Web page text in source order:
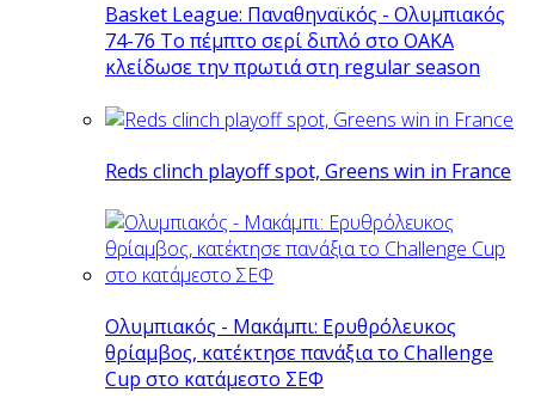
Basket League: Παναθηναϊκός - Ολυμπιακός
74-76 Το πέμπτο σερί διπλό στο ΟΑΚΑ
κλείδωσε την πρωτιά στη regular season
Reds clinch playoff spot, Greens win in France
Ολυμπιακός - Μακάμπι: Ερυθρόλευκος
θρίαμβος, κατέκτησε πανάξια το Challenge
Cup στο κατάμεστο ΣΕΦ